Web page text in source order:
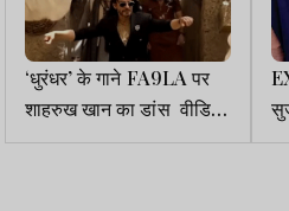
‘धुरंधर’ के गाने FA9LA पर
शाहरुख खान का डांस वीडियो
वायरल, जानें सच्चाई